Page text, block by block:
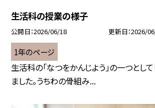
生活科の授業の様子
公開日 2026/06/18 更新日 2026/
1年のページ
生活科の「なつをかんじよう」の一つとして
ました。うちわの骨組み...